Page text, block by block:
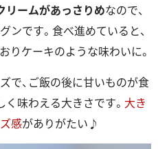
リームがあっさりめなので、
です。食べ進めていると、
りケーキのような味わいに。
で、ご飯の後に甘いものが食
味わえる大きさです。 大き
感がありがたい♪